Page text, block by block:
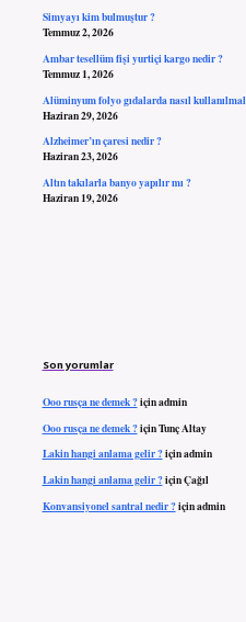
Simyayı kim bulmuştur ?
Temmuz 2, 2026
Ambar tesellüm fişi yurtiçi kargo nedir ?
Temmuz 1, 2026
Alüminyum folyo gıdalarda nasıl
Haziran 29, 2026
Alzheimer’ın çaresi nedir ?
Haziran 23, 2026
Altın takılarla banyo yapılır mı ?
Haziran 19, 2026
Son yorumlar
Ooo rusça ne demek ?içinadmin
Ooo rusça ne demek ?içinTunç Altay
Lakin hangi anlama gelir ?içinadmin
Lakin hangi anlama gelir ?içinÇağıl
Konvansiyonel santral nedir ?içinadmin